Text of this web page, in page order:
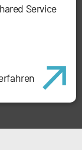
Service